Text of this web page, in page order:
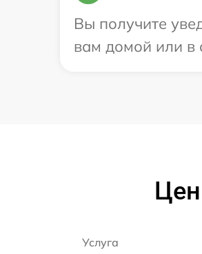
Вы получите
вам домой или в
Услуга